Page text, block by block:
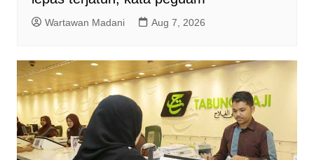
Wartawan Madani Aug 7, 2026